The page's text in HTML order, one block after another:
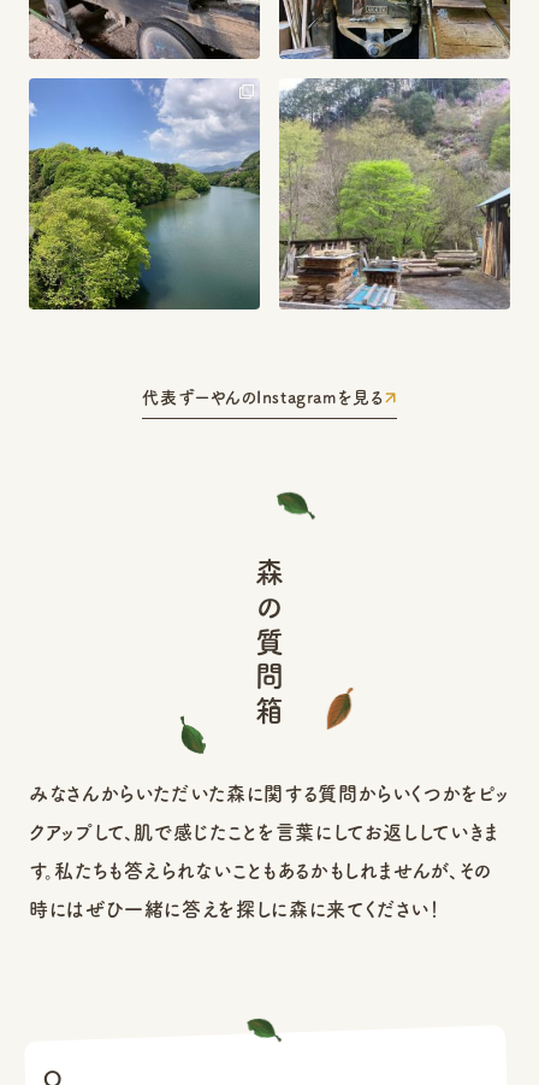
代表ずーやんのInstagramを見る
森の質問箱
みなさんからいただいた森に関する質問からいくつかをピッ
クアップして、肌で感じたことを言葉にしてお返ししていきま
す。私たちも答えられないこともあるかもしれませんが、その
時にはぜひ一緒に答えを探しに森に来てください！